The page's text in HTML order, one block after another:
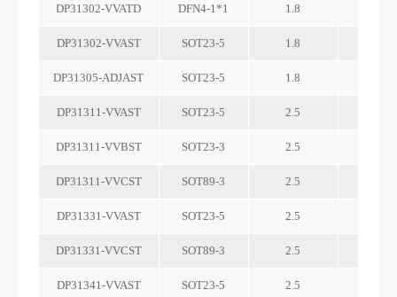
DP31302-VVATD DFN4-1*1 1.8
DP31302-VVAST SOT23-5 1.8
DP31305-ADJAST SOT23-5 1.8
DP31311-VVAST SOT23-5 2.5
DP31311-VVBST SOT23-3 2.5
DP31311-VVCST SOT89-3 2.5
DP31331-VVAST SOT23-5 2.5
DP31331-VVCST SOT89-3 2.5
DP31341-VVAST SOT23-5 2.5